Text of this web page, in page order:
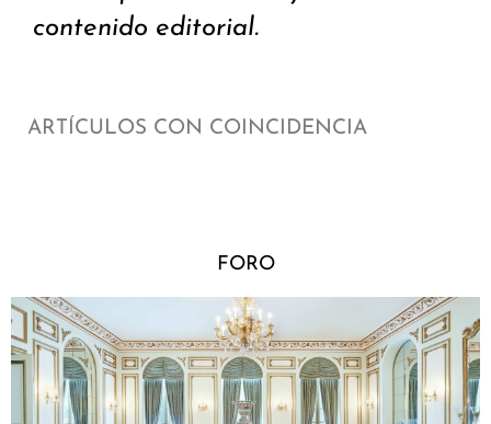
contenido editorial.
ARTÍCULOS CON COINCIDENCIA
FORO